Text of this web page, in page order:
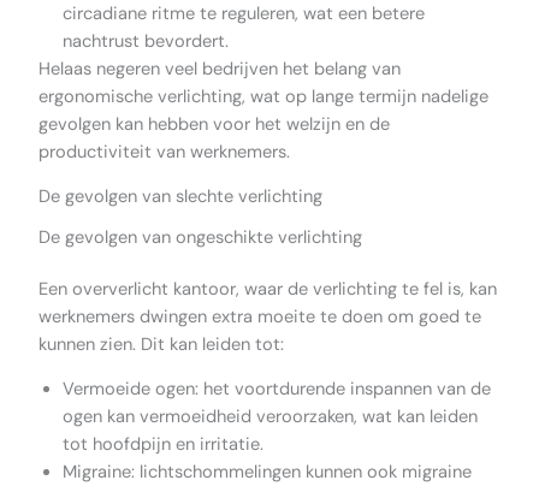
circadiane ritme te reguleren, wat een betere
nachtrust bevordert.
Helaas negeren veel bedrijven het belang van
ergonomische verlichting, wat op lange termijn nadelige
gevolgen kan hebben voor het welzijn en de
productiviteit van werknemers.
De gevolgen van slechte verlichting
De gevolgen van ongeschikte verlichting
Een oververlicht kantoor, waar de verlichting te fel is, kan
werknemers dwingen extra moeite te doen om goed te
kunnen zien. Dit kan leiden tot:
Vermoeide ogen: het voortdurende inspannen van de
ogen kan vermoeidheid veroorzaken, wat kan leiden
tot hoofdpijn en irritatie.
Migraine: lichtschommelingen kunnen ook migraine